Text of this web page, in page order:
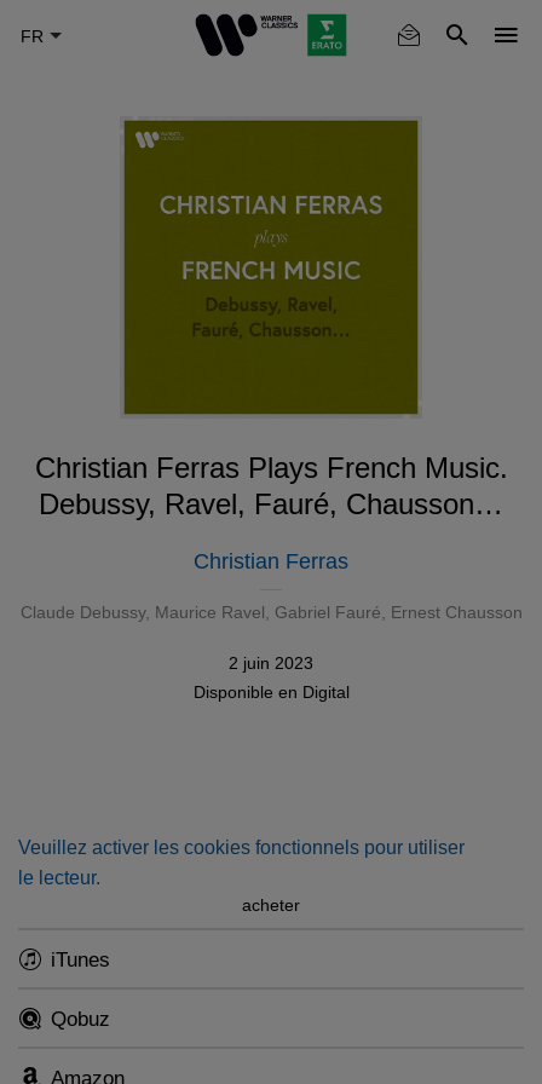
Christian Ferras Plays French Music.
Debussy, Ravel, Fauré, Chausson…
Christian Ferras
Claude Debussy, Maurice Ravel Gabriel Fauré Ernest Chausson
2 juin 2023
Disponible en Digital
Veuillez activer les cookies fonctionnels pour utiliser
le lecteur.
acheter
iTunes
Qobuz
Amazon